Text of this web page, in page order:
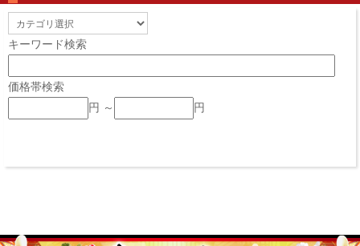
キーワード検索
価格帯検索
円 ～
円